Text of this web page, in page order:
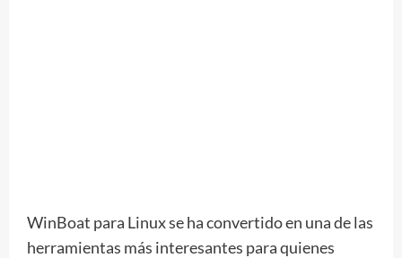
WinBoat para Linux se ha convertido en una de las
herramientas más interesantes para quienes